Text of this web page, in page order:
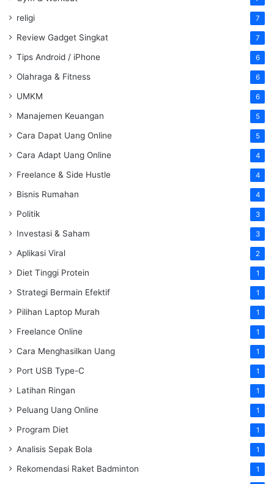
religi 7
Review Gadget Singkat 7
Tips Android / iPhone 6
Olahraga & Fitness 6
UMKM 6
Manajemen Keuangan 5
Cara Dapat Uang Online 5
Cara Adapt Uang Online 4
Freelance & Side Hustle 4
Bisnis Rumahan 4
Politik 3
Investasi & Saham 3
Aplikasi Viral 2
Diet Tinggi Protein 1
Strategi Bermain Efektif 1
Pilihan Laptop Murah 1
Freelance Online 1
Cara Menghasilkan Uang 1
Port USB Type-C 1
Latihan Ringan 1
Peluang Uang Online 1
Program Diet 1
Analisis Sepak Bola 1
Rekomendasi Raket Badminton 1